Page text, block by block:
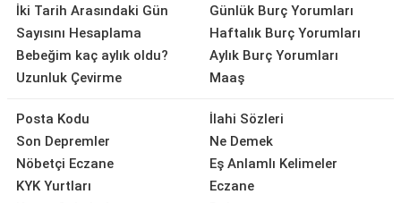
İki Tarih Arasındaki Gün
Sayısını Hesaplama
Bebeğim kaç aylık oldu?
Uzunluk Çevirme
Günlük Burç Yorumları
Haftalık Burç Yorumları
Aylık Burç Yorumları
Maaş
Posta Kodu
Son Depremler
Nöbetçi Eczane
KYK Yurtları
İlahi Sözleri
Ne Demek
Eş Anlamlı Kelimeler
Eczane